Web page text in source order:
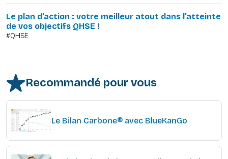
Le plan d’action : votre meilleur atout dans l’atteinte
de vos objectifs QHSE !
#QHSE
Recommandé pour vous
Le Bilan Carbone® avec BlueKanGo